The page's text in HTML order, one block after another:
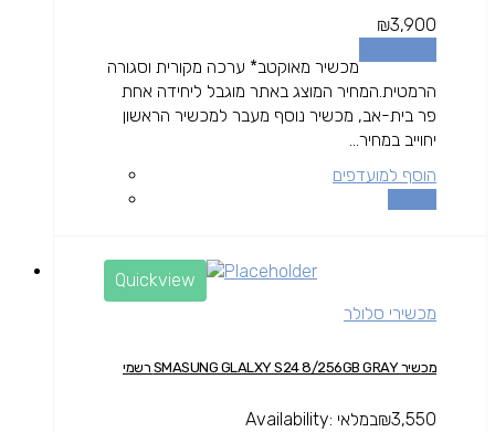
₪3,900
מכשיר מאוקטב* ערכה מקורית וסגורה
הרמטית.המחיר המוצג באתר מוגבל ליחידה אחת
פר בית-אב, מכשיר נוסף מעבר למכשיר הראשון
יחוייב במחיר...
הוסף למועדפים
Quickview
מכשירי סלולר
מכשיר SMASUNG GLALXY S24 8/256GB GRAY רשמי
₪3,550
Availability: במלאי